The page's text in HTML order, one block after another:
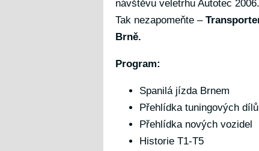
návštěvu veletrhu Autotec 2006.
Tak nezapomeňte –
Brně.
Program:
Spanilá jízda Brnem
Přehlídka tuningových
Přehlídka nových vozidel
Historie T1-T5